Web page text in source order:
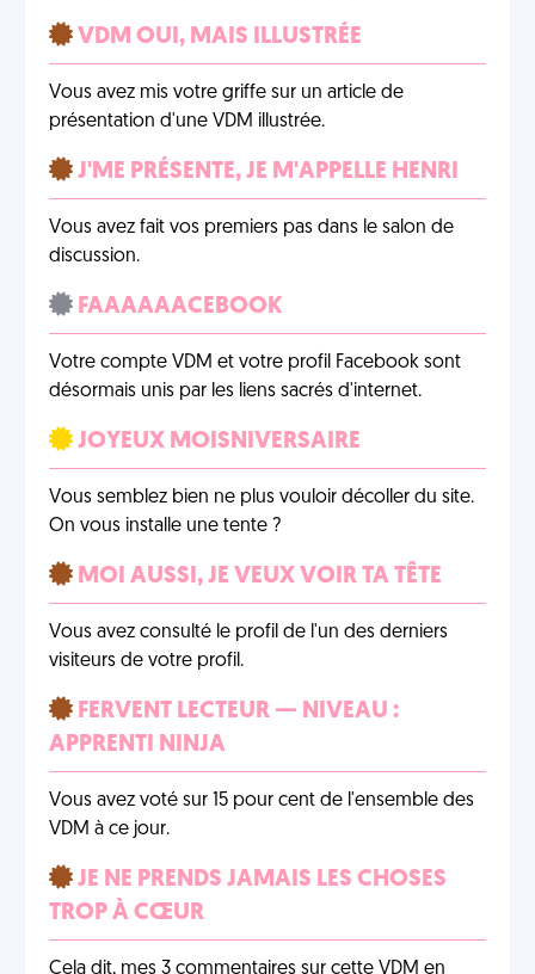
VDM OUI, MAIS ILLUSTRÉE
Vous avez mis votre griffe sur un article de
présentation d'une VDM illustrée.
J'ME PRÉSENTE, JE M'APPELLE HENRI
Vous avez fait vos premiers pas dans le salon de
discussion.
FAAAAAACEBOOK
Votre compte VDM et votre profil Facebook sont
désormais unis par les liens sacrés d'internet.
JOYEUX MOISNIVERSAIRE
Vous semblez bien ne plus vouloir décoller du site.
On vous installe une tente ?
MOI AUSSI, JE VEUX VOIR TA TÊTE
Vous avez consulté le profil de l'un des derniers
visiteurs de votre profil.
FERVENT LECTEUR — NIVEAU :
APPRENTI NINJA
Vous avez voté sur 15 pour cent de l'ensemble des
VDM à ce jour.
JE NE PRENDS JAMAIS LES CHOSES
TROP À CŒUR
Cela dit, mes 3 commentaires sur cette VDM en